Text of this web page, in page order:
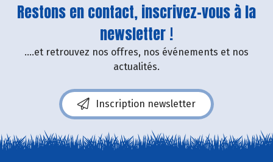
Restons en contact, inscrivez-vous à la
newsletter !
....et retrouvez nos offres, nos événements et nos
actualités.
Inscription newsletter